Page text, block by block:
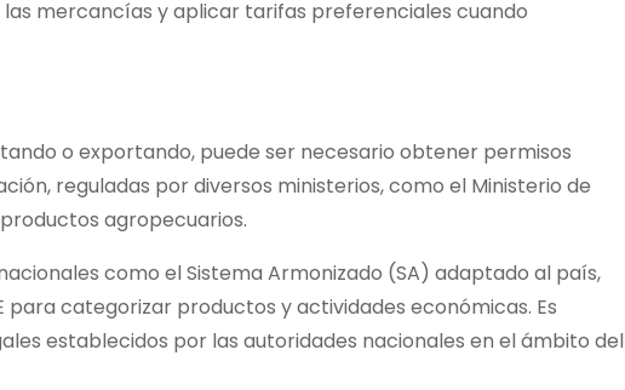
mercancías y aplicar tarifas preferenciales cuando
o exportando, puede ser necesario obtener permisos
reguladas por diversos ministerios, como el Ministerio de
agropecuarios.
como el Sistema Armonizado (SA) adaptado al país,
para categorizar productos y actividades económicas. Es
establecidos por las autoridades nacionales en el ámbito del